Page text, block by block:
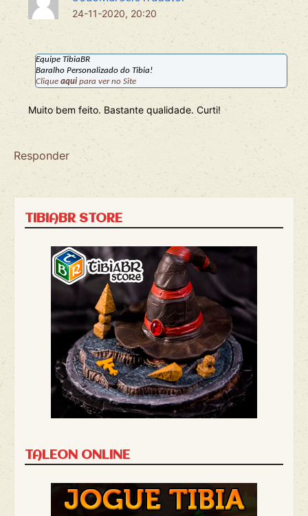
24-11-2020, 20:20
Equipe TibiaBR
Baralho Personalizado do Tibia!
Clique aqui para ver no Site
Muito bem feito. Bastante qualidade. Curti!
Responder
TIBIABR STORE
TALEON ONLINE